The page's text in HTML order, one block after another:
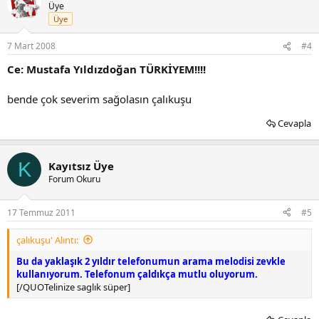
Üye
Üye
7 Mart 2008 #4
Ce: Mustafa Yıldızdoğan TÜRKİYEM!!!!
bende çok severim sağolasın çalıkuşu
Cevapla
K Kayıtsız Üye
Forum Okuru
17 Temmuz 2011 #5
çalıkuşu' Alıntı:
Bu da yaklaşık 2 yıldır telefonumun arama melodisi zevkle
kullanıyorum. Telefonum çaldıkça mutlu oluyorum.
[/QUOTelinize saglık süper]